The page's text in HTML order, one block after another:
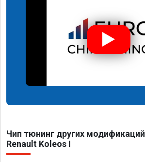
Чип тюнинг других модификаций
Renault Koleos I